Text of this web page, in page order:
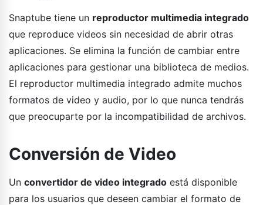
Snaptube tiene un reproductor multimedia integrado
que reproduce videos sin necesidad de abrir otras
aplicaciones. Se elimina la función de cambiar entre
aplicaciones para gestionar una biblioteca de medios.
El reproductor multimedia integrado admite muchos
formatos de video y audio, por lo que nunca tendrás
que preocuparte por la incompatibilidad de archivos.
Conversión de Video
Un convertidor de video integrado está disponible
para los usuarios que deseen cambiar el formato de